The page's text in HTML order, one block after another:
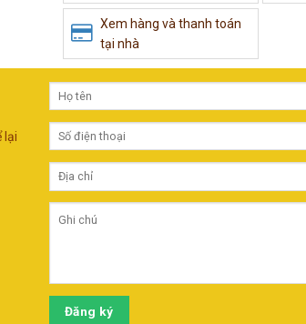
Xem hàng và thanh toán
tại nhà
lại
Đăng ký